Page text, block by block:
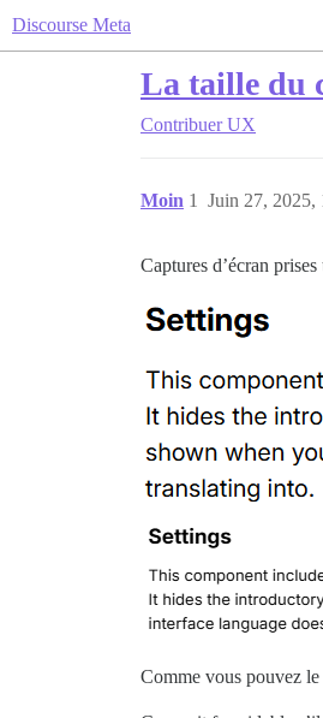
Discourse Meta
La taille du
Contribuer UX
Moin Juin 27, 2025,
1
Captures d’écran
Comme vous pouvez